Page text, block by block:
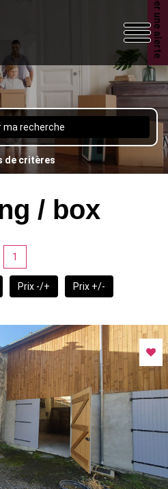
ma recherche
de critères
/ box
Créer une alerte
1
Prix -/+ Prix +/-